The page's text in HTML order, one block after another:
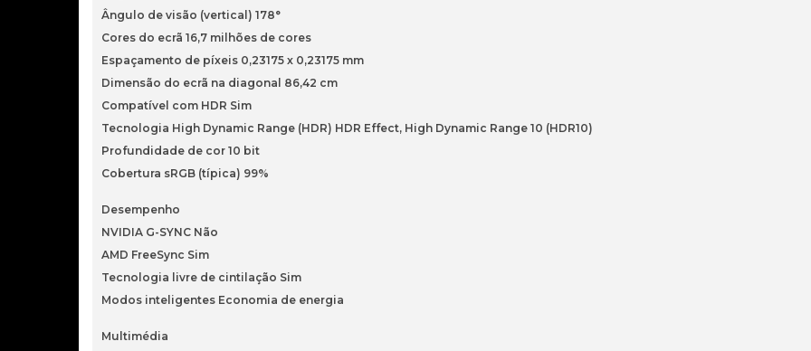
Ângulo de visão (vertical) 178°
Cores do ecrã 16,7 milhões de cores
Espaçamento de píxeis 0,23175 x 0,23175 mm
Dimensão do ecrã na diagonal 86,42 cm
Compatível com HDR Sim
Tecnologia High Dynamic Range (HDR) HDR Effect, High Dynamic Range 10 (HDR10)
Profundidade de cor 10 bit
Cobertura sRGB (típica) 99%
Desempenho
NVIDIA G-SYNC Não
AMD FreeSync Sim
Tecnologia livre de cintilação Sim
Modos inteligentes Economia de energia
Multimédia